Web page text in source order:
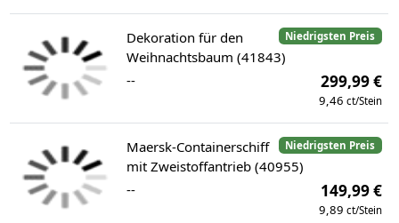
Niedrigsten Preis
Dekoration für den
Weihnachtsbaum (41843)
--
299,99 €
9,46 ct/Stein
Niedrigsten Preis
Maersk-Containerschiff
mit Zweistoffantrieb (40955)
--
149,99 €
9,89 ct/Stein